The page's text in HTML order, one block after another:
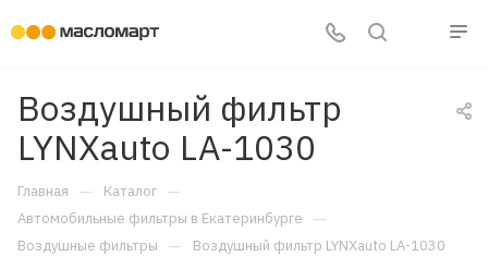
Воздушный фильтр
LYNXauto LA-1030
Главная — Каталог —
Автомобильные фильтры в Екатеринбурге —
Воздушные фильтры — Воздушный фильтр LYNXauto LA-1030